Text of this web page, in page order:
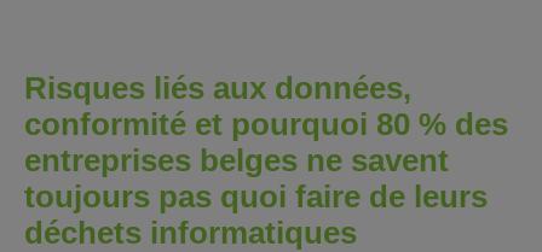
Risques liés aux données,
conformité et pourquoi 80 % des
entreprises belges ne savent
toujours pas quoi faire de leurs
déchets informatiques